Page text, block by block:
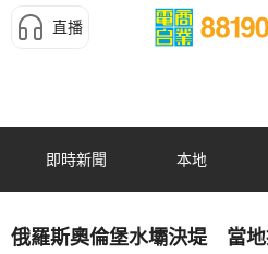
直播
即時新聞 本地
俄羅斯奧倫堡水壩決堤 當地